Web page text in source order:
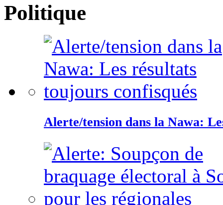
Politique
Alerte/tension dans la Nawa: